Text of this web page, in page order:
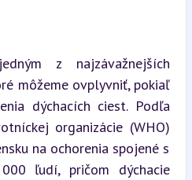
z najzávažnejších
môžeme ovplyvniť, pokiaľ
dýchacích ciest. Podľa
organizácie (WHO)
na ochorenia spojené s
ľudí, pričom dýchacie